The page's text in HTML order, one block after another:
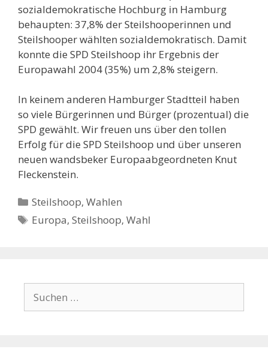
sozialdemokratische Hochburg in Hamburg
behaupten: 37,8% der Steilshooperinnen und
Steilshooper wählten sozialdemokratisch. Damit
konnte die SPD Steilshoop ihr Ergebnis der
Europawahl 2004 (35%) um 2,8% steigern.
In keinem anderen Hamburger Stadtteil haben
so viele Bürgerinnen und Bürger (prozentual) die
SPD gewählt. Wir freuen uns über den tollen
Erfolg für die SPD Steilshoop und über unseren
neuen wandsbeker Europaabgeordneten Knut
Fleckenstein.
Kategorien
Steilshoop,Wahlen
Schlagwörter
Europa,Steilshoop,Wahl
nach: